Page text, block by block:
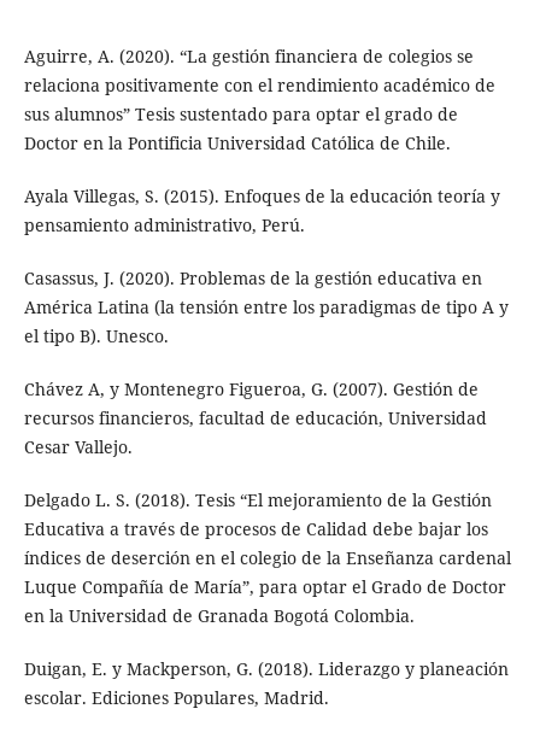
Aguirre, A. (2020). “La gestión financiera de colegios se
relaciona positivamente con el rendimiento académico de
sus alumnos” Tesis sustentado para optar el grado de
Doctor en la Pontificia Universidad Católica de Chile.
Ayala Villegas, S. (2015). Enfoques de la educación teoría y
pensamiento administrativo, Perú.
Casassus, J. (2020). Problemas de la gestión educativa en
América Latina (la tensión entre los paradigmas de tipo A y
el tipo B). Unesco.
Chávez A, y Montenegro Figueroa, G. (2007). Gestión de
recursos financieros, facultad de educación, Universidad
Cesar Vallejo.
Delgado L. S. (2018). Tesis “El mejoramiento de la Gestión
Educativa a través de procesos de Calidad debe bajar los
índices de deserción en el colegio de la Enseñanza cardenal
Luque Compañía de María”, para optar el Grado de Doctor
en la Universidad de Granada Bogotá Colombia.
Duigan, E. y Mackperson, G. (2018). Liderazgo y planeación
escolar. Ediciones Populares, Madrid.